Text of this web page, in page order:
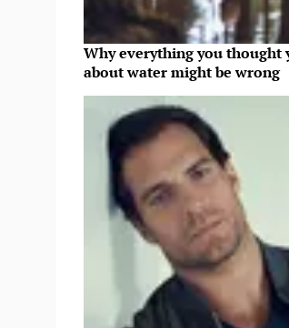
Why everything you thought
about water might be wrong